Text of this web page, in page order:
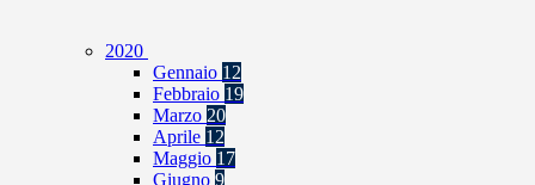
2020
Gennaio 12
Febbraio 19
Marzo 20
Aprile 12
Maggio 17
Giugno 9